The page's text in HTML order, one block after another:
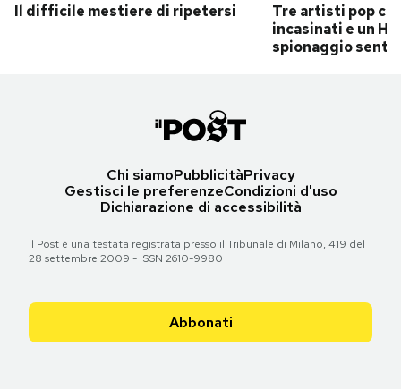
Il difficile mestiere di ripetersi
Tre artisti pop
incasinati e un
spionaggio
Chi siamoPubblicitàPrivacy
Gestisci le preferenzeCondizioni d'uso
Dichiarazione di accessibilità
Il Post è una testata registrata presso il Tribunale di Milano, 419 del
28 settembre 2009 - ISSN 2610-9980
Abbonati